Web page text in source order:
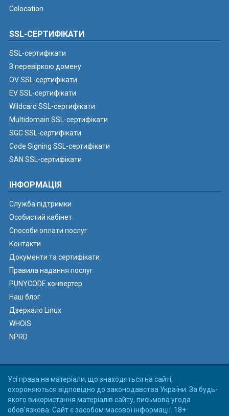
Colocation
SSL-СЕРТИФІКАТИ
SSL-сертифікати
З перевіркою домену
OV SSL-сертифікати
EV SSL-сертифікати
Wildcard SSL-сертифікати
Multidomain SSL-сертифікати
SGC SSL-сертифікати
Code Signing SSL-сертифікати
SAN SSL-сертифікати
ІНФОРМАЦІЯ
Служба підтримки
Особистий кабінет
Способи оплати послуг
Контакти
Документи та сертифікати
Правила надання послуг
PUNYCODE конвертер
Наш блог
Дзеркало Linux
WHOIS
NPRD
Усі права на матеріали, що знаходяться на сайті,
охороняються відповідно до законодавства України. За будь-
якого використання матеріалів сайту, письмова угода
обов'язкова. Сайт є засобом масової інформації. 18+